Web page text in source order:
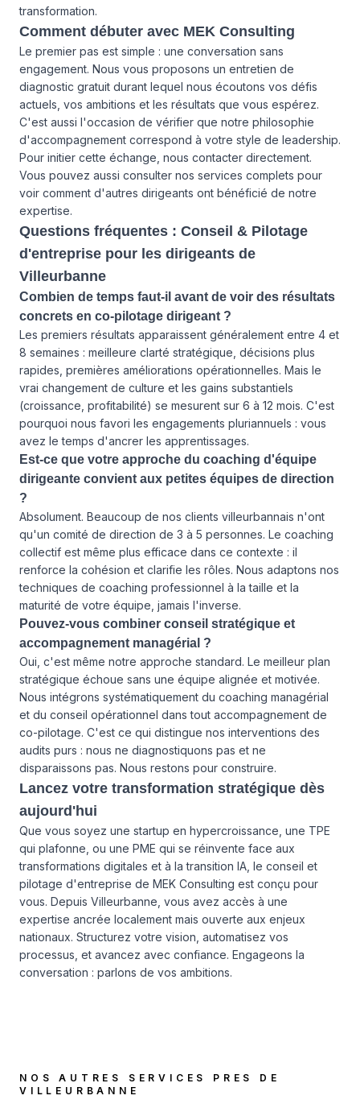
transformation.
Comment débuter avec MEK Consulting
Le premier pas est simple : une conversation sans
engagement. Nous vous proposons un entretien de
diagnostic gratuit durant lequel nous écoutons vos défis
actuels, vos ambitions et les résultats que vous espérez.
C'est aussi l'occasion de vérifier que notre philosophie
d'accompagnement correspond à votre style de leadership.
Pour initier cette échange, nous contacter directement.
Vous pouvez aussi consulter nos services complets pour
voir comment d'autres dirigeants ont bénéficié de notre
expertise.
Questions fréquentes : Conseil & Pilotage
d'entreprise pour les dirigeants de
Villeurbanne
Combien de temps faut-il avant de voir des résultats
concrets en co-pilotage dirigeant ?
Les premiers résultats apparaissent généralement entre 4 et
8 semaines : meilleure clarté stratégique, décisions plus
rapides, premières améliorations opérationnelles. Mais le
vrai changement de culture et les gains substantiels
(croissance, profitabilité) se mesurent sur 6 à 12 mois. C'est
pourquoi nous favori les engagements pluriannuels : vous
avez le temps d'ancrer les apprentissages.
Est-ce que votre approche du coaching d'équipe
dirigeante convient aux petites équipes de direction
?
Absolument. Beaucoup de nos clients villeurbannais n'ont
qu'un comité de direction de 3 à 5 personnes. Le coaching
collectif est même plus efficace dans ce contexte : il
renforce la cohésion et clarifie les rôles. Nous adaptons nos
techniques de coaching professionnel à la taille et la
maturité de votre équipe, jamais l'inverse.
Pouvez-vous combiner conseil stratégique et
accompagnement managérial ?
Oui, c'est même notre approche standard. Le meilleur plan
stratégique échoue sans une équipe alignée et motivée.
Nous intégrons systématiquement du coaching managérial
et du conseil opérationnel dans tout accompagnement de
co-pilotage. C'est ce qui distingue nos interventions des
audits purs : nous ne diagnostiquons pas et ne
disparaissons pas. Nous restons pour construire.
Lancez votre transformation stratégique dès
aujourd'hui
Que vous soyez une startup en hypercroissance, une TPE
qui plafonne, ou une PME qui se réinvente face aux
transformations digitales et à la transition IA, le conseil et
pilotage d'entreprise de MEK Consulting est conçu pour
vous. Depuis Villeurbanne, vous avez accès à une
expertise ancrée localement mais ouverte aux enjeux
nationaux. Structurez votre vision, automatisez vos
processus, et avancez avec confiance. Engageons la
conversation : parlons de vos ambitions.
NOS AUTRES SERVICES PRES DE
VILLEURBANNE